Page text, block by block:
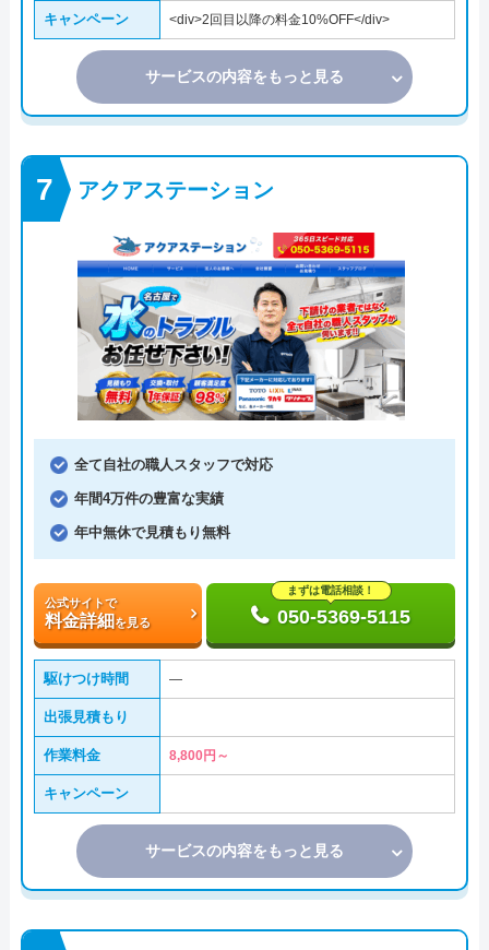
キャンペーン <div>2回目以降の料金10%OFF</div>
サービスの内容をもっと見る
アクアステーション
全て自社の職人スタッフで対応
年間4万件の豊富な実績
年中無休で見積もり無料
公式サイトで
料金詳細を見る
まずは電話相談！
050-5369-5115
駆けつけ時間 ―
出張見積もり
作業料金 8,800円～
キャンペーン
サービスの内容をもっと見る